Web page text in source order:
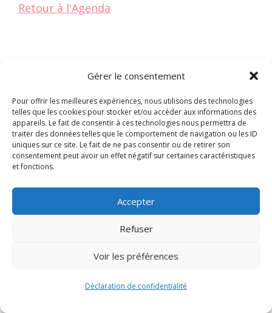
Gérer le consentement
Pour offrir les meilleures expériences, nous utilisons des technologies
telles que les cookies pour stocker et/ou accéder aux informations des
appareils. Le fait de consentir à ces technologies nous permettra de
traiter des données telles que le comportement de navigation ou les ID
uniques sur ce site. Le fait de ne pas consentir ou de retirer son
consentement peut avoir un effet négatif sur certaines caractéristiques
et fonctions.
Accepter
Refuser
Voir les préférences
Déclaration de confidentialité
Retour à l'Agenda
Signify-Child By Club Photo IUT Vannes @2024